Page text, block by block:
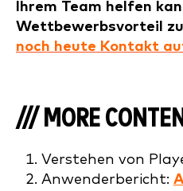
Ihrem Team helfen
Wettbewerbsvorteil
noch heute Kontakt
/// MORE
Verstehen von
Anwenderbericht: